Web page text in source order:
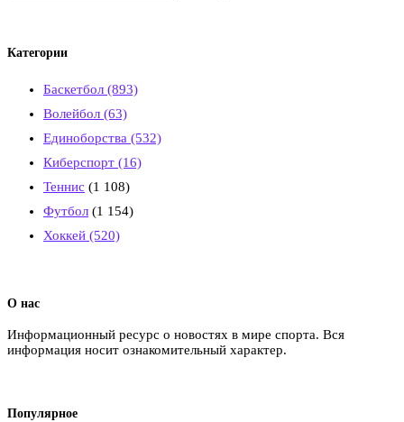
Категории
Баскетбол (893)
Волейбол (63)
Единоборства (532)
Киберспорт (16)
Теннис (1 108)
Футбол (1 154)
Хоккей (520)
О нас
Информационный ресурс о новостях в мире спорта. Вся
информация носит ознакомительный характер.
Популярное